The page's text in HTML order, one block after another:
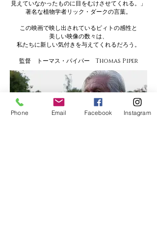
見えていなかったものに目をむけさせてくれる。」
著名な植物学者リック・ダークの言葉。
この映画で映し出されているピィトの感性と
美しい映像の数々は、
私たちに新しい気付きを与えてくれるだろう。
​監督 トーマス・パイパー Thomas Piper
Phone Email Facebook Instagram